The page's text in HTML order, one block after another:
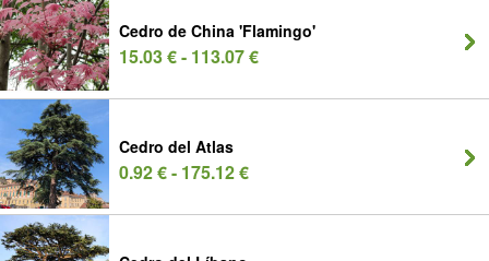
Cedro de China 'Flamingo'
15.03 € - 113.07 €
Cedro del Atlas
0.92 € - 175.12 €